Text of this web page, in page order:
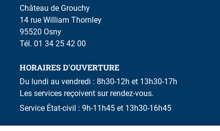
Château de Grouchy
14 rue William Thornley
95520 Osny
Tél. 01 34 25 42 00
HORAIRES D'OUVERTURE
Du lundi au vendredi : 8h30-12h et 13h30-17h
Les services reçoivent sur rendez-vous.
Service État-civil : 9h-11h45 et 13h30-16h45